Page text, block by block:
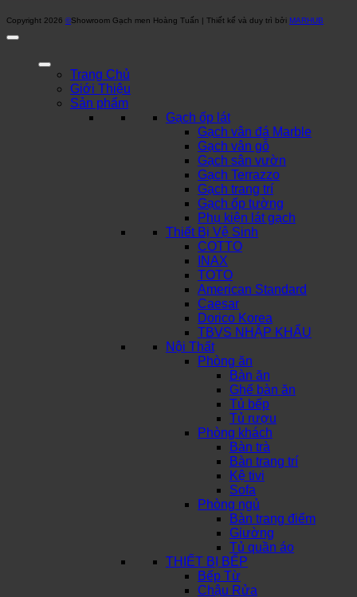
Copyright 2026 ©Showroom Gạch men Hoàng Tuấn | Thiết kế và duy trì bởi MARHUB
Trang Chủ
Giới Thiệu
Sản phẩm
Gạch ốp lát
Gạch vân đá Marble
Gạch vân gỗ
Gạch sân vườn
Gạch Terrazzo
Gạch trang trí
Gạch ốp tường
Phụ kiện lát gạch
Thiết Bị Vệ Sinh
COTTO
INAX
TOTO
American Standard
Caesar
Dorico Korea
TBVS NHẬP KHẨU
Nội Thất
Phòng ăn
Bàn ăn
Ghế bàn ăn
Tủ bếp
Tủ rượu
Phòng khách
Bàn trà
Bàn trang trí
Kệ tivi
Sofa
Phòng ngủ
Bàn trang điểm
Giường
Tủ quần áo
THIẾT BỊ BẾP
Bếp Từ
Chậu Rửa